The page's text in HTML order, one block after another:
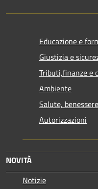
Educazione e
Giustizia e
Tributi,finanze e
Ambiente
Salute,
Autorizzazioni
NOVITÀ
Notizie